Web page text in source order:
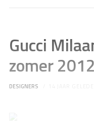
Gucci
zomer 2012
DESIGNERS